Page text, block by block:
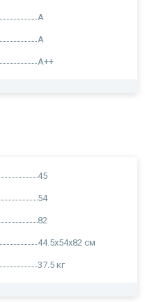
A
A
A++
45
54
82
44.5x54x82 см
37.5 кг